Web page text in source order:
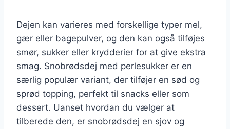
Dejen kan varieres med forskellige typer mel,
gær eller bagepulver, og den kan også tilføjes
smør, sukker eller krydderier for at give ekstra
smag. Snobrødsdej med perlesukker er en
særlig populær variant, der tilføjer en sød og
sprød topping, perfekt til snacks eller som
dessert. Uanset hvordan du vælger at
tilberede den, er snobrødsdej en sjov og